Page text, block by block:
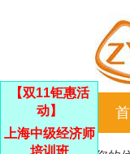
【双11钜惠活
动】
上海中级经济师
培训班